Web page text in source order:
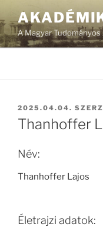
A Magyar
BEKÜLDVE:
2025.04.04.
Thanhoffer
Név:
Thanhoffer Lajos
Életrajzi adatok: